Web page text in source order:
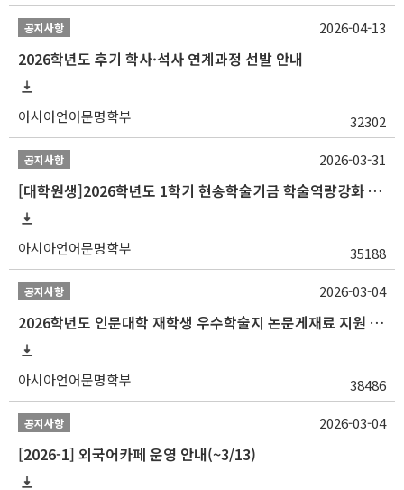
공지사항
2026학년도 후기 학사·석사 연계과정 선발 안내
아시아언어문명학부 32302
2026-04-13
공지사항
[대학원생]2026학년도 1학기 현송학술기금 학술역량강화 사업 안내
아시아언어문명학부 35188
2026-03-31
공지사항
2026학년도 인문대학 재학생 우수학술지 논문게재료 지원 안내
아시아언어문명학부 38486
2026-03-04
공지사항
[2026-1] 외국어카페 운영 안내(~3/13)
2026-03-04